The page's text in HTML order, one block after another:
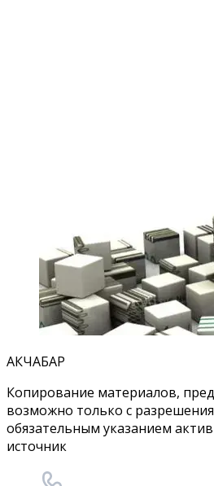
АКЧАБАР
Копирование материалов,
возможно только с
обязательным указанием
источник